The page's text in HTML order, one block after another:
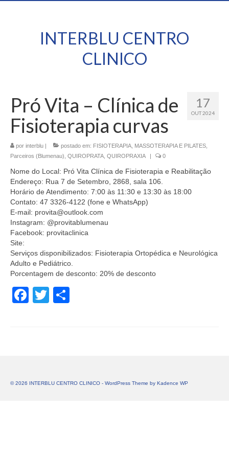
INTERBLU CENTRO
CLINICO
17
OUT 2024
Pró Vita – Clínica de
Fisioterapia curvas
por interblu | postado em: FISIOTERAPIA, MASSOTERAPIA E PILATES
Parceiros (Blumenau) QUIROPRATA QUIROPRAXIA | 0
Nome do Local: Pró Vita Clínica de Fisioterapia e Reabilitação
Endereço: Rua 7 de Setembro, 2868, sala 106.
Horário de Atendimento: 7:00 às 11:30 e 13:30 às 18:00
Contato: 47 3326-4122 (fone e WhatsApp)
E-mail: provita@outlook.com
Instagram: @provitablumenau
Facebook: provitaclinica
Site:
Serviços disponibilizados: Fisioterapia Ortopédica e Neurológica
Adulto e Pediátrico.
Porcentagem de desconto: 20% de desconto
Facebook
Twitter
© 2026 INTERBLU CENTRO CLINICO - WordPress Theme by Kadence WP